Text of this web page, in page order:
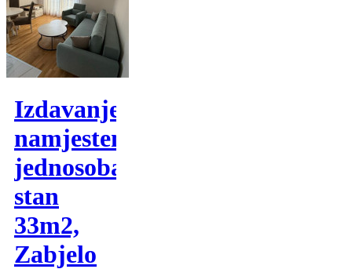
Izdavanje,
namjesten
jednosoban
stan
33m2,
Zabjelo